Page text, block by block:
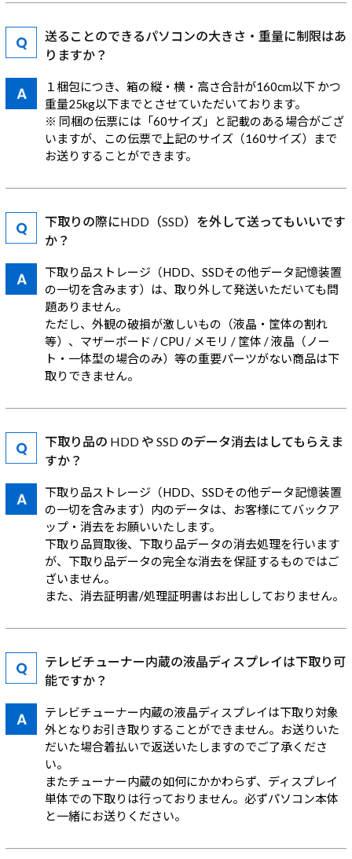
送ることのできるパソコンの大きさ・重量に制限はあ
りますか？
１梱包につき、箱の縦・横・高さ合計が160cm以下 かつ
重量25kg以下までとさせていただいております。
※ 同梱の伝票には「60サイズ」と記載のある場合がござ
いますが、この伝票で上記のサイズ（160サイズ）まで
お送りすることができます。
下取りの際にHDD（SSD）を外して送ってもいいです
か？
下取り品ストレージ（HDD、SSDその他データ記憶装置
の一切を含みます）は、取り外して発送いただいても問
題ありません。
ただし、外観の破損が激しいもの（液晶・筐体の割れ
等）、マザーボード / CPU / メモリ / 筐体 / 液晶（ノー
ト・一体型の場合のみ）等の重要パーツがない商品は下
取りできません。
下取り品の HDD や SSD のデータ消去はしてもらえま
すか？
下取り品ストレージ（HDD、SSDその他データ記憶装置
の一切を含みます）内のデータは、お客様にてバックア
ップ・消去をお願いいたします。
下取り品買取後、下取り品データの消去処理を行います
が、下取り品データの完全な消去を保証するものではご
ざいません。
また、消去証明書/処理証明書はお出ししておりません。
テレビチューナー内蔵の液晶ディスプレイは下取り可
能ですか？
テレビチューナー内蔵の液晶ディスプレイは下取り対象
外となりお引き取りすることができません。お送りいた
だいた場合着払いで返送いたしますのでご了承くださ
い。
またチューナー内蔵の如何にかかわらず、ディスプレイ
単体での下取りは行っておりません。必ずパソコン本体
と一緒にお送りください。